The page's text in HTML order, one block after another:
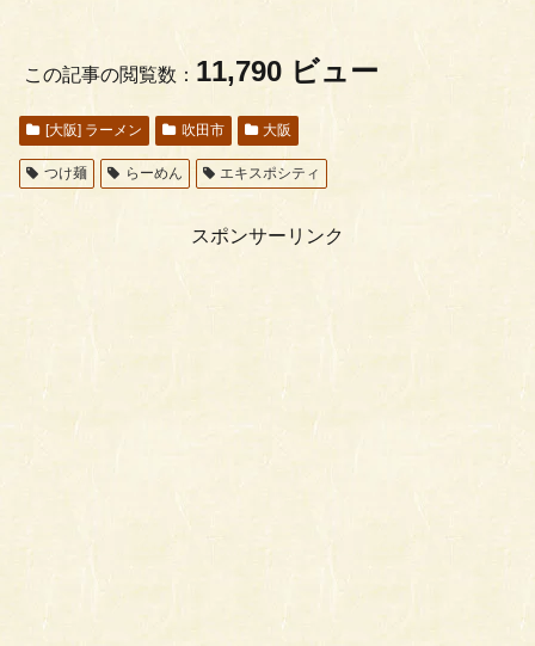
この記事の閲覧数： 11,790 ビュー
[大阪] ラーメン 吹田市 大阪
つけ麺 らーめん エキスポシティ
スポンサーリンク